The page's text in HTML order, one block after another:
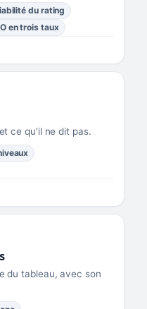
du rating
en trois taux
ce qu'il ne dit pas.
du tableau, avec son